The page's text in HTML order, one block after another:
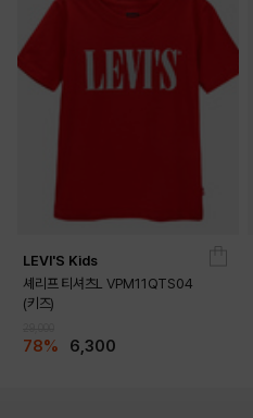
LEVI'S Kids
셰리프 티셔츠L VPM11QTS04
(키즈)
78% 6,300